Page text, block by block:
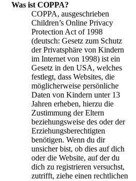
Was ist COPPA?
COPPA, ausgeschrieben
Children’s Online Privacy
Protection Act of 1998
(deutsch: Gesetz zum Schutz
der Privatsphäre von Kindern
im Internet von 1998) ist ein
Gesetz in den USA, welches
festlegt, dass Websites, die
möglicherweise persönliche
Daten von Kindern unter 13
Jahren erheben, hierzu die
Zustimmung der Eltern
beziehungsweise des oder der
Erziehungsberechtigten
benötigen. Wenn du dir
unsicher bist, ob dies auf dich
oder die Website, auf der du
dich zu registrieren versuchst,
zutrifft, ziehe einen rechtlichen